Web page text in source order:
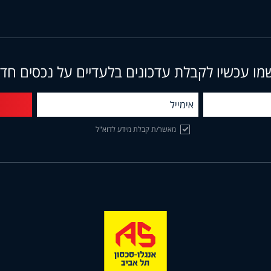
עכשיו לקבלת עדכונים בלעדיים על נכסים
מאשר/ת קבלת מידע לדוא"ל